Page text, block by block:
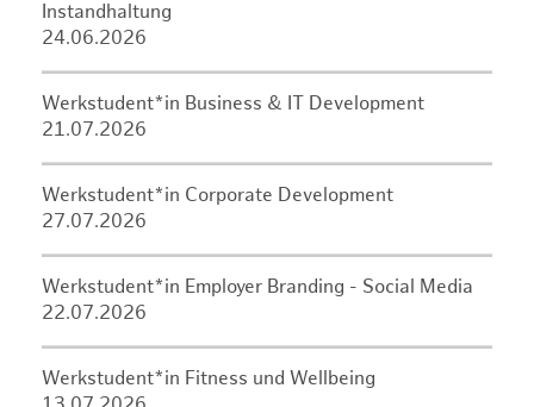
Instandhaltung
24.06.2026
Werkstudent*in Business & IT Development
21.07.2026
Werkstudent*in Corporate Development
27.07.2026
Werkstudent*in Employer Branding - Social Media
22.07.2026
Werkstudent*in Fitness und Wellbeing